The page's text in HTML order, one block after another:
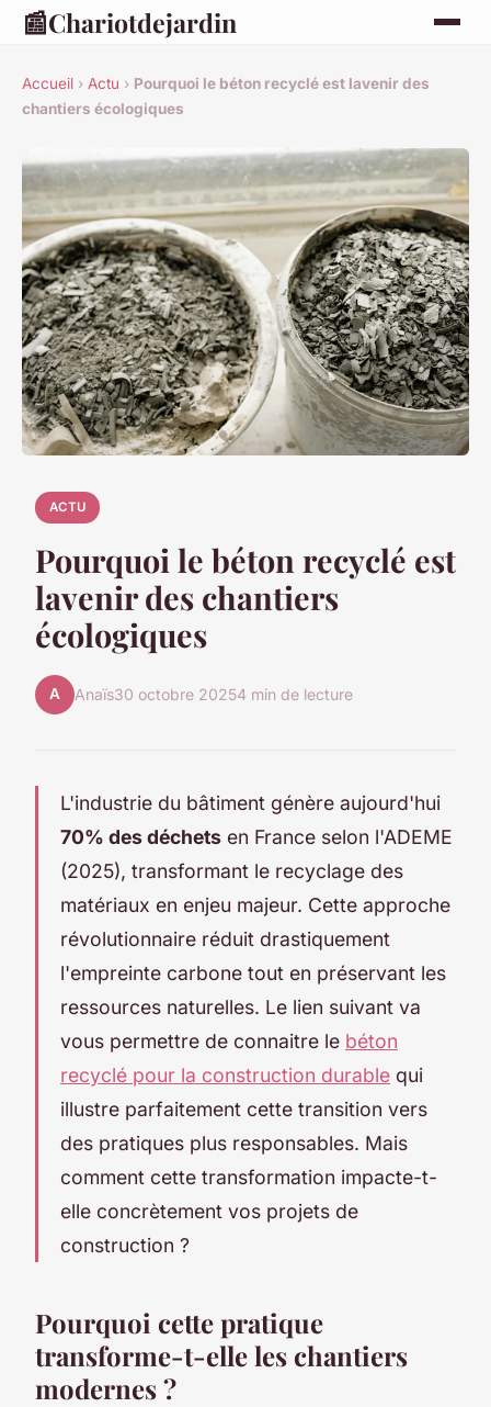
📰Chariotdejardin
Accueil › Actu › Pourquoi le béton recyclé est lavenir des
chantiers écologiques
ACTU
Pourquoi le béton recyclé est
lavenir des chantiers
écologiques
A Anaïs30 octobre 20254 min de lecture
L'industrie du bâtiment génère aujourd'hui
70% des déchets en France selon l'ADEME
(2025), transformant le recyclage des
matériaux en enjeu majeur. Cette approche
révolutionnaire réduit drastiquement
l'empreinte carbone tout en préservant les
ressources naturelles. Le lien suivant va
vous permettre de connaitre le béton
recyclé pour la construction durable qui
illustre parfaitement cette transition vers
des pratiques plus responsables. Mais
comment cette transformation impacte-t-
elle concrètement vos projets de
construction ?
Pourquoi cette pratique
transforme-t-elle les chantiers
modernes ?